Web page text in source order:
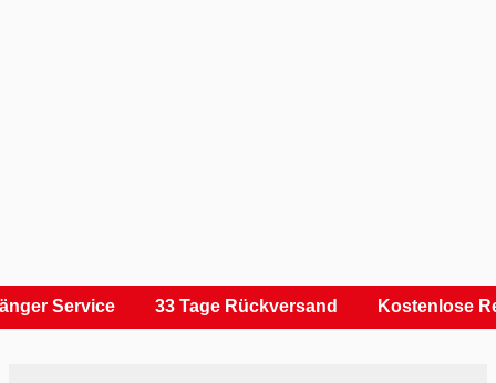
Service 33 Tage Rückversand Kostenlose